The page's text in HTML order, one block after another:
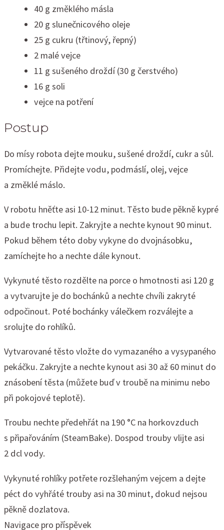
40 g změklého másla
20 g slunečnicového oleje
25 g cukru (třtinový, řepný)
2 malé vejce
11 g sušeného droždí (30 g čerstvého)
16 g soli
vejce na potření
Postup
Do mísy robota dejte mouku, sušené droždí, cukr a sůl.
Promíchejte. Přidejte vodu, podmáslí, olej, vejce
a změklé máslo.
V robotu hněťte asi 10-12 minut. Těsto bude pěkně kypré
a bude trochu lepit. Zakryjte a nechte kynout 90 minut.
Pokud během této doby vykyne do dvojnásobku,
zamíchejte ho a nechte dále kynout.
Vykynuté těsto rozdělte na porce o hmotnosti asi 120 g
a vytvarujte je do bochánků a nechte chvíli zakryté
odpočinout. Poté bochánky válečkem rozválejte a
srolujte do rohlíků.
Vytvarované těsto vložte do vymazaného a vysypaného
pekáčku. Zakryjte a nechte kynout asi 30 až 60 minut do
znásobení těsta (můžete buď v troubě na minimu nebo
při pokojové teplotě).
Troubu nechte předehřát na 190 °C na horkovzduch
s připařováním (SteamBake). Dospod trouby vlijte asi
2 dcl vody.
Vykynuté rohlíky potřete rozšlehaným vejcem a dejte
péct do vyhřáté trouby asi na 30 minut, dokud nejsou
pěkně dozlatova.
Navigace pro příspěvek